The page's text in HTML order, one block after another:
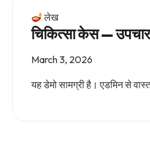
लेख
चिकित्सा केस —
March 3, 2026
यह डेमो सामग्री है। एडमिन से